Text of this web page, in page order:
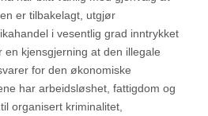
er tilbakelagt, utgjør
i vesentlig grad inntrykket
kjensgjerning at den illegale
for den økonomiske
har arbeidsløshet, fattigdom og
organisert kriminalitet,